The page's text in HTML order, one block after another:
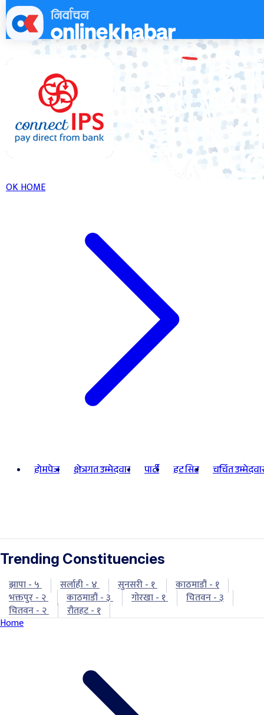
Skip
to
content
OK HOME
होमपेज क्षेत्रगत उम्मेदवार पार्टी हट सिट चर्चित
Trending Constituencies
झापा - ५ सर्लाही - ४ सुनसरी - १
काठमाडौं - १
भक्तपुर - २
काठमाडौं - ३ गोरखा - १
चितवन - ३
चितवन - २
रौतहट - १
Home